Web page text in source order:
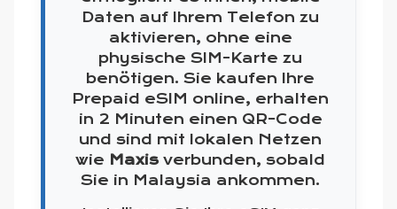
Daten auf Ihrem Telefon zu
aktivieren, ohne eine
physische SIM-Karte zu
benötigen. Sie kaufen Ihre
Prepaid eSIM online, erhalten
in 2 Minuten einen QR-Code
und sind mit lokalen Netzen
wie Maxis verbunden, sobald
Sie in Malaysia ankommen.